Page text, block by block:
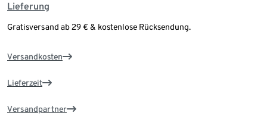
Lieferung
Gratisversand ab 29 € & kostenlose Rücksendung.
Versandkosten
Lieferzeit
Versandpartner